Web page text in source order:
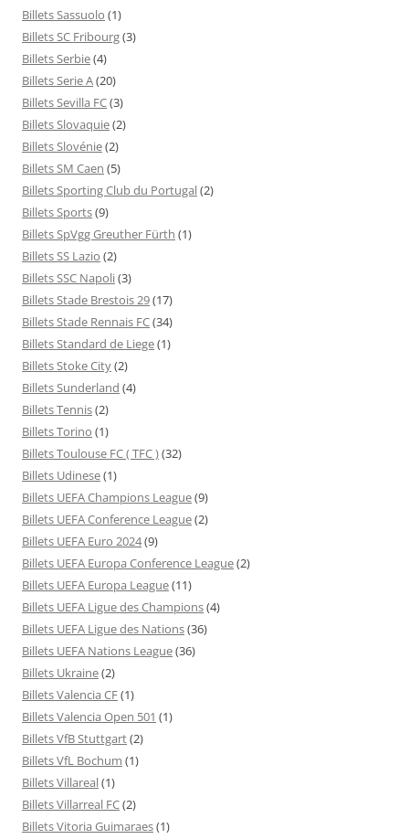
Billets Sassuolo (1)
Billets SC Fribourg(3)
Billets Serbie(4)
Billets Serie A(20)
Billets Sevilla FC(3)
Billets Slovaquie(2)
Billets Slovénie(2)
Billets SM Caen (5)
Billets Sporting Club du Portugal(2)
Billets Sports(9)
Billets SpVgg Greuther Fürth (1)
Billets SS Lazio (2)
Billets SSC Napoli(3)
Billets Stade Brestois 29(17)
Billets Stade Rennais FC(34)
Billets Standard de Liege(1)
Billets Stoke City(2)
Billets Sunderland (4)
Billets Tennis(2)
Billets Torino (1)
Billets Toulouse FC ( TFC )(32)
Billets Udinese(1)
Billets UEFA Champions League(9)
Billets UEFA Conference League(2)
Billets UEFA Euro 2024(9)
Billets UEFA Europa Conference League(2)
Billets UEFA Europa League(11)
Billets UEFA Ligue des Champions(4)
Billets UEFA Ligue des Nations(36)
Billets UEFA Nations League(36)
Billets Ukraine(2)
Billets Valencia CF(1)
Billets Valencia Open 501 (1)
Billets VfB Stuttgart(2)
Billets VfL Bochum (1)
Billets Villareal(1)
Billets Villarreal FC(2)
Billets Vitoria Guimaraes(1)